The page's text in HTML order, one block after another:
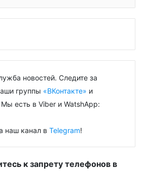
новостей. Следите за
группы «ВКонтакте» и
Мы есть в Viber и WatshApp:
наш канал в Telegram!
к запрету телефонов в